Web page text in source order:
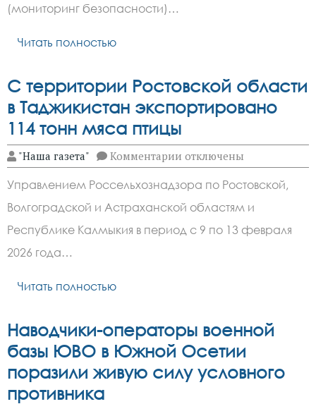
(мониторинг безопасности)…
Читать полностью
С территории Ростовской области
в Таджикистан экспортировано
114 тонн мяса птицы
"Наша газета" Комментарии к
записи
территории
Ростовской
области
в
Таджикистан
отключены
Управлением Россельхознадзора по Ростовской,
Волгоградской и Астраханской областям и
Республике Калмыкия в период с 9 по 13 февраля
2026 года…
Читать полностью
Наводчики-операторы военной
базы ЮВО в Южной Осетии
поразили живую силу условного
противника